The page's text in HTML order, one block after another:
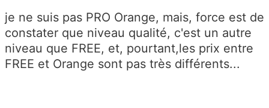
je ne suis pas PRO Orange, mais, force est de
constater que niveau qualité, c'est un autre
niveau que FREE, et, pourtant,les prix entre
FREE et Orange sont pas très différents...